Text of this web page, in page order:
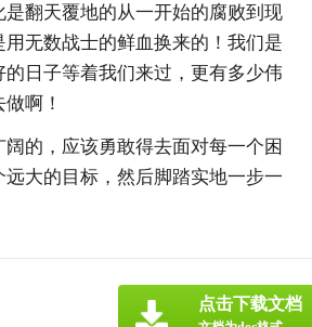
是翻天覆地的从一开始的腐败到现
无数战士的鲜血换来的！我们是
日子等着我们来过，更有多少伟
啊！
的，应该勇敢得去面对每一个困
大的目标，然后脚踏实地一步一
点击下载文档